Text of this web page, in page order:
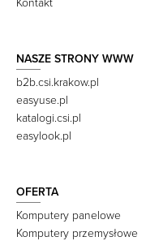
NASZE STRONY WWW
b2b.csi.krakow.pl
easyuse.pl
katalogi.csi.pl
easylook.pl
OFERTA
Komputery panelowe
Komputery przemysłowe